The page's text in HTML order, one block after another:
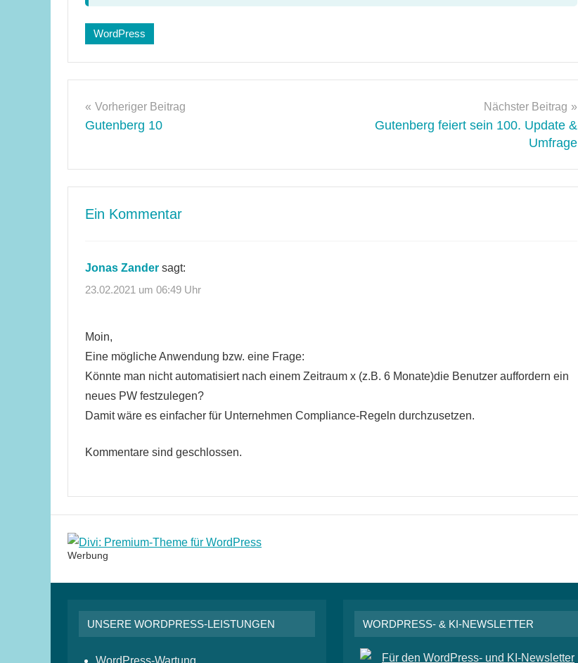
Schlagwörter:
WordPress
Beitragsnavigation
Vorheriger Beitrag
Gutenberg 10
Nächster Beitrag
Gutenberg feiert sein 100. Update &
Umfrage
Ein Kommentar
Jonas Zander sagt:
23.02.2021 um 06:49 Uhr
Moin,
Eine mögliche Anwendung bzw. eine Frage:
Könnte man nicht automatisiert nach einem Zeitraum x (z.B. 6 Monate)die Benutzer auffordern ein
neues PW festzulegen?
Damit wäre es einfacher für Unternehmen Compliance-Regeln durchzusetzen.
Kommentare sind geschlossen.
Werbung
UNSERE WORDPRESS-LEISTUNGEN WORDPRESS- & KI-NEWSLETTER